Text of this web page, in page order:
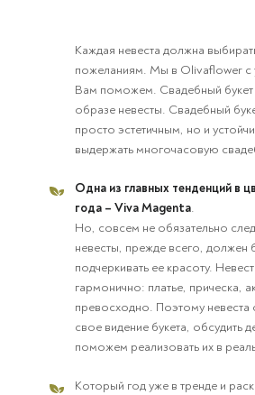
Каждая невеста должна
пожеланиям. Мы в Olivaflower с
Вам поможем. Свадебный букет
образе невесты. Свадебный
просто эстетичным, но и
выдержать многочасовую
Одна из главных тенденций в
года – Viva Magenta.
Но, совсем не обязательно
невесты, прежде всего, должен
подчеркивать ее красоту.
гармонично: платье, прическа,
превосходно. Поэтому невеста
свое видение букета, обсудить
поможем реализовать их в
Который год уже в тренде и